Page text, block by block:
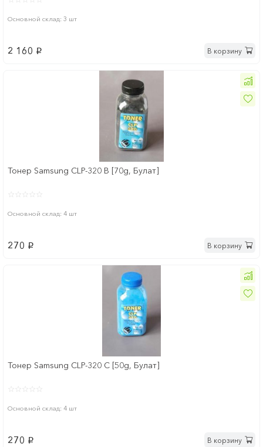
Основной склад: 3 шт
2 160 p В корзину
Тонер Samsung CLP-320 B [70g, Булат]
Основной склад: 4 шт
270 p В корзину
Тонер Samsung CLP-320 C [50g, Булат]
Основной склад: 4 шт
270 p В корзину